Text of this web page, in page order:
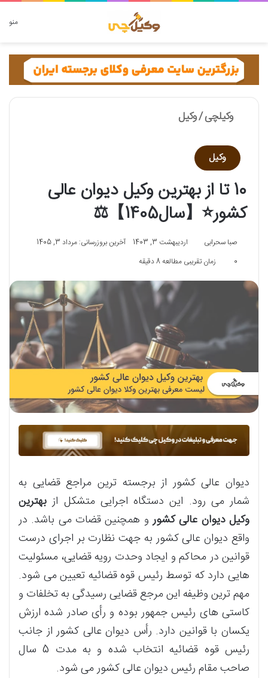
منو دنبال چه چیزی هستید؟
وکیلچی/وکیل
وکیل
10 تا از بهترین وکیل دیوان عالی
کشور⭐【سال1405】⚖️
صبا سحرابی اردیبهشت 3, 1403
آخرین بروزرسانی: مرداد 3, 1405
0
زمان تقریبی مطالعه 8 دقیقه
دیوان عالی کشور از برجسته ترین مراجع قضایی به
شمار می رود. این دستگاه اجرایی متشکل از بهترین
وکیل دیوان عالی کشورو همچنین قضات می باشد. در
واقع دیوان عالی کشور به جهت نظارت بر اجرای درست
قوانین در محاکم و ایجاد وحدت رویه قضایی، مسئولیت
هایی دارد که توسط رئیس قوه قضائیه تعیین می شود.
مهم ترین وظیفه این مرجع قضایی رسیدگی به تخلفات و
کاستی های رئیس جمهور بوده و رأی صادر شده ارزش
یکسان با قوانین دارد. رأس دیوان عالی کشور از جانب
رئیس قوه قضائیه انتخاب شده و به مدت 5 سال
صاحب مقام رئیس دیوان عالی کشور می شود.